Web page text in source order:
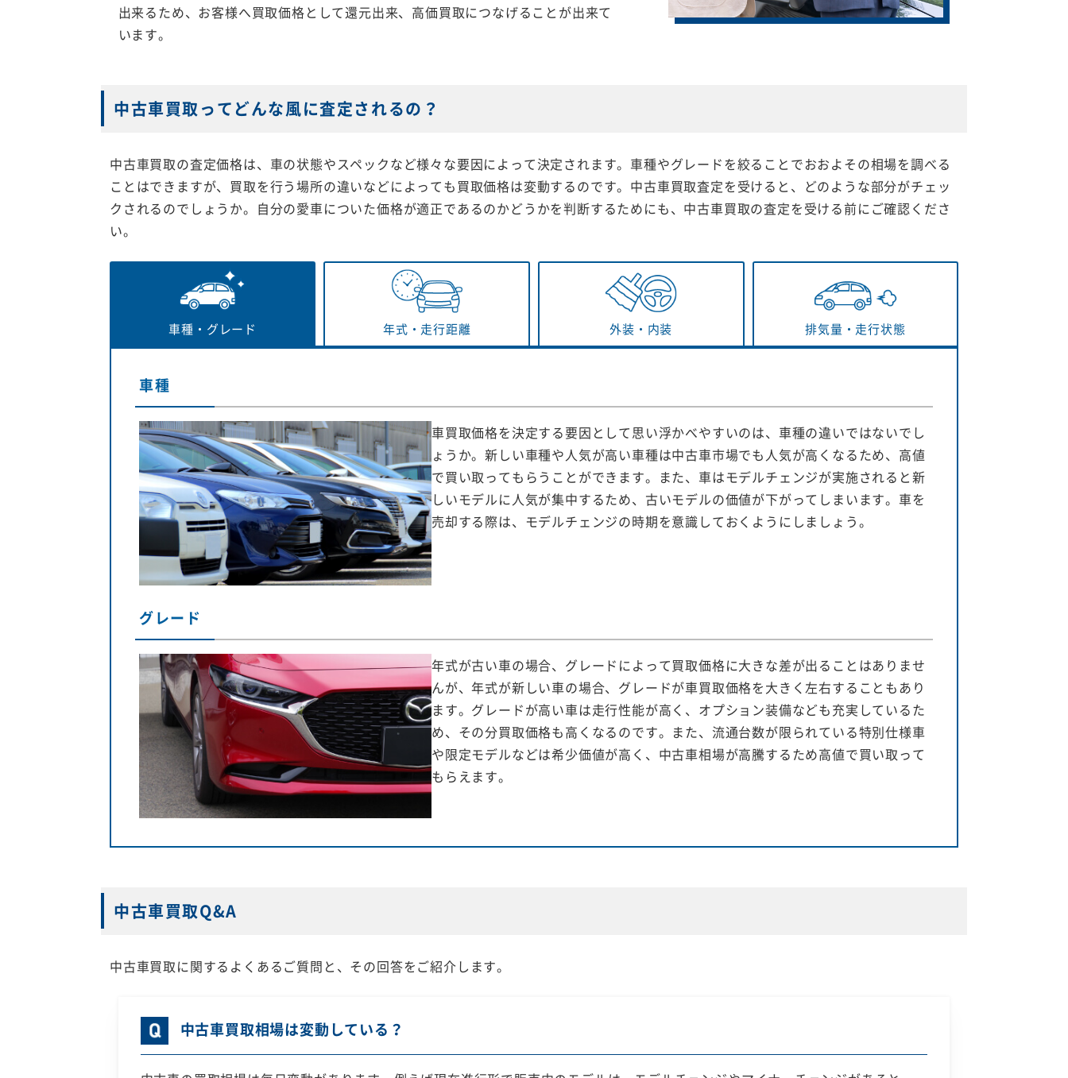
出来るため、お客様へ買取価格として還元出来、高価買取につなげることが出来て
います。
中古車買取ってどんな風に査定されるの？
中古車買取の査定価格は、車の状態やスペックなど様々な要因によって決定されます。車種やグレードを絞ることでおおよその相場を調べる
ことはできますが、買取を行う場所の違いなどによっても買取価格は変動するのです。中古車買取査定を受けると、どのような部分がチェッ
クされるのでしょうか。自分の愛車についた価格が適正であるのかどうかを判断するためにも、中古車買取の査定を受ける前にご確認くださ
い。
車種・ グレード 年式・ 走行距離 外装・ 内装 排気量・ 走行状態
車種
車買取価格を決定する要因として思い浮かべやすいのは、車種の違いではないでし
ょうか。新しい車種や人気が高い車種は中古車市場でも人気が高くなるため、高値
で買い取ってもらうことができます。また、車はモデルチェンジが実施されると新
しいモデルに人気が集中するため、古いモデルの価値が下がってしまいます。車を
売却する際は、モデルチェンジの時期を意識しておくようにしましょう。
グレード
年式が古い車の場合、グレードによって買取価格に大きな差が出ることはありませ
んが、年式が新しい車の場合、グレードが車買取価格を大きく左右することもあり
ます。グレードが高い車は走行性能が高く、オプション装備なども充実しているた
め、その分買取価格も高くなるのです。また、流通台数が限られている特別仕様車
や限定モデルなどは希少価値が高く、中古車相場が高騰するため高値で買い取って
もらえます。
中古車買取Q&A
中古車買取に関するよくあるご質問と、その回答をご紹介します。
中古車買取相場は変動している？